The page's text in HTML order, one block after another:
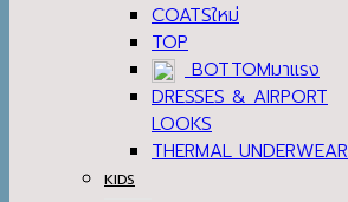
COATS
TOP
BOTTOM
DRESSES & AIRPORT
LOOKS
THERMAL UNDERWEAR
KIDS